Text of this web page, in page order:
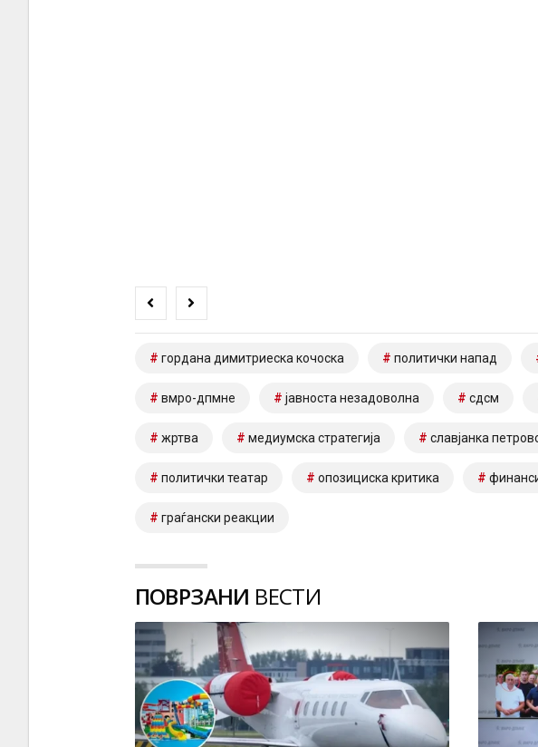
гордана димитриеска кочоска политички напад
вмро-дпмне јавноста незадоволна сдсм
жртва медиумска стратегија славјанка
политички театар опозициска критика
граѓански реакции
ПОВРЗАНИ ВЕСТИ